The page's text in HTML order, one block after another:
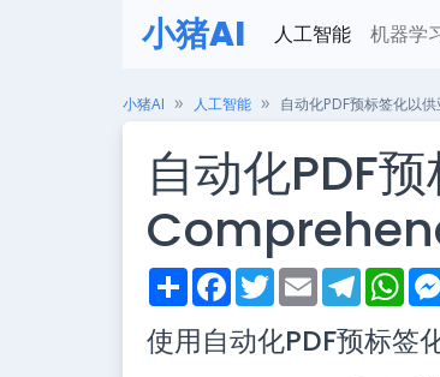
小猪AI 人工智能 机器学
小猪AI 人工智能 自动化PDF预标签化以
自动化PDF
S
h
r
e
F
a
e
b
T
w
t
t
E
m
i
l
T
e
e
g
W
h
t
s
使用自动化PDF预标